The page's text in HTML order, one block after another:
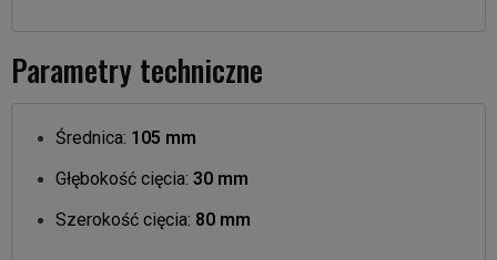
Parametry techniczne
Średnica: 105 mm
Głębokość cięcia: 30 mm
Szerokość cięcia: 80 mm